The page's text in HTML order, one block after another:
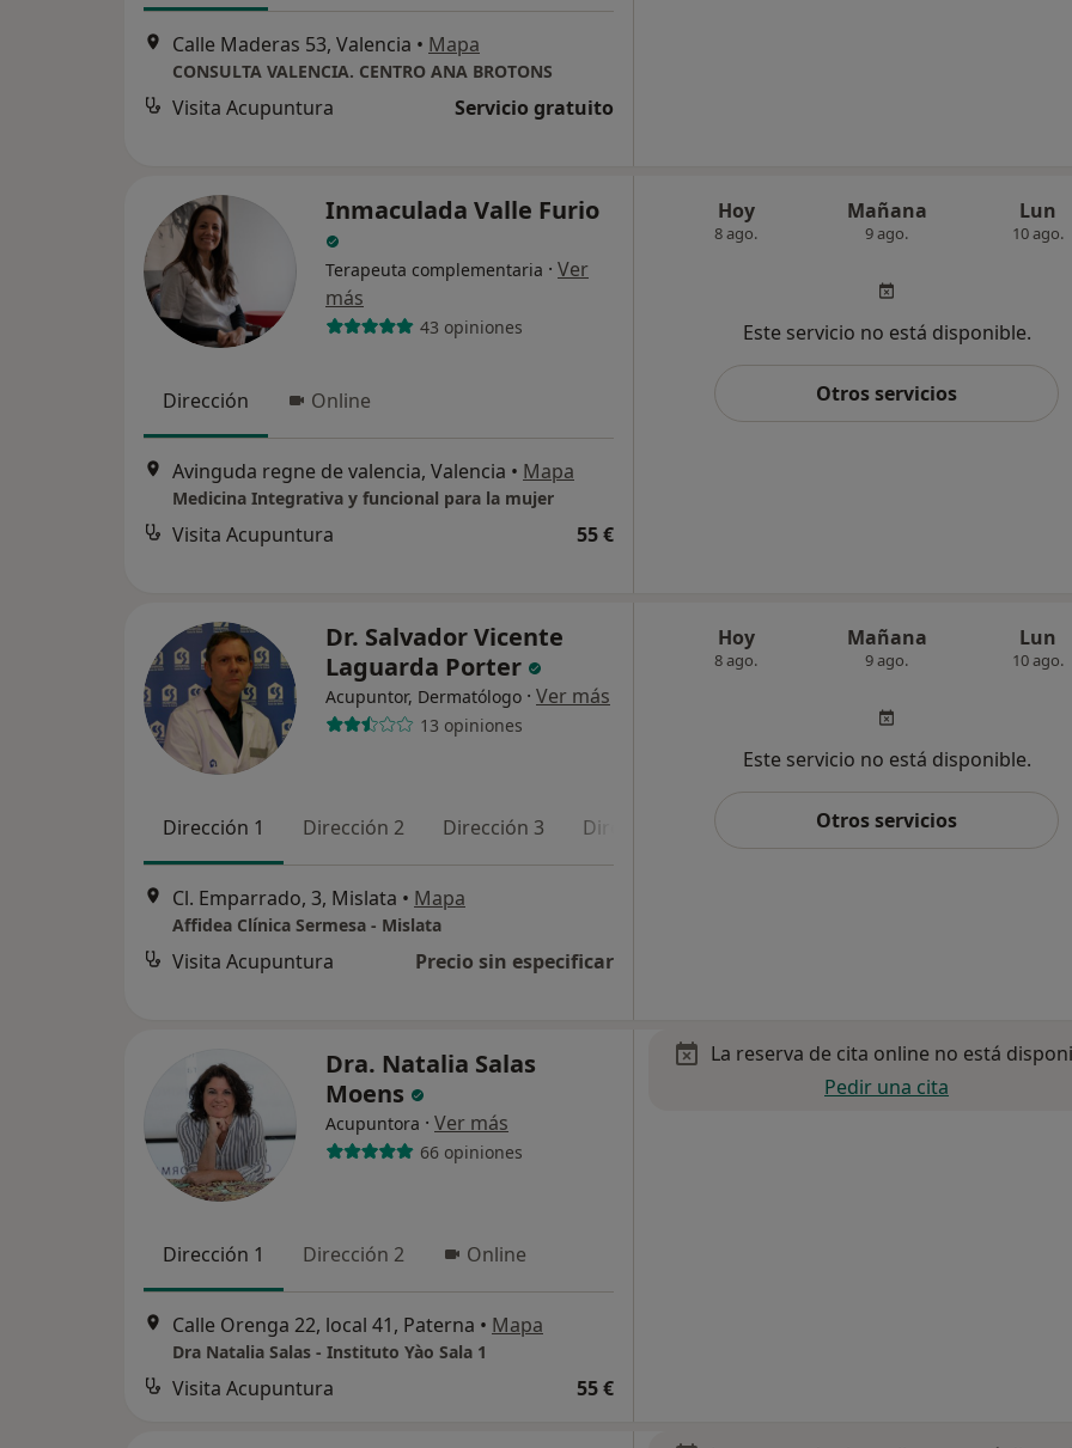
Calle Maderas 53, Valencia • Mapa
CONSULTA VALENCIA. CENTRO ANA BROTONS
Visita Acupuntura Servicio gratuito
Inmaculada Valle Furio
Terapeuta complementaria · Ver
más
43 opiniones
Dirección Online
Avinguda regne de valencia, Valencia • Mapa
Medicina Integrativa y funcional para la mujer
Visita Acupuntura 55 €
Hoy
8 ago.
Mañana
9 ago.
Lun
10 ago.
Este servicio no está disponible.
Otros servicios
Dr. Salvador Vicente
Laguarda Porter
Acupuntor, Dermatólogo · Ver más
13 opiniones
Dirección 1 Dirección 2 Dirección 3 Dirección 4 Dirección 5
Cl. Emparrado, 3, Mislata • Mapa
Affidea Clínica Sermesa - Mislata
Visita Acupuntura Precio sin especificar
Hoy
8 ago.
Mañana
9 ago.
Lun
10 ago.
Este servicio no está disponible.
Otros servicios
Dra. Natalia Salas
Moens
Acupuntora · Ver más
66 opiniones
Dirección 1 Dirección 2 Online
Calle Orenga 22, local 41, Paterna • Mapa
Dra Natalia Salas - Instituto Yào Sala 1
Visita Acupuntura 55 €
La reserva de cita online no está
Pedir una cita